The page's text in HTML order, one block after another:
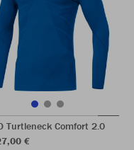
Turtleneck Comfort 2.0
€